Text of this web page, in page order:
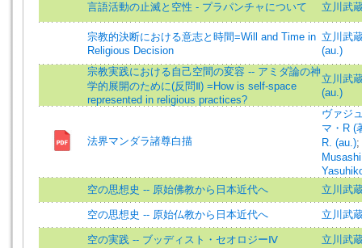
言語活動の止滅と空性 - プラパンチャについて 立川武
宗教的決断における意志と時間=Will and Time in
Religious Decision
立川武
(au.)
宗教実践における自己空間の変容 -- アミダ論の神
学的展開のために(反問Ⅱ) =How is self-space
represented in religious practices?
立川武
(au.)
法界マンダラ諸尊白描
ヴァジ
マ・R (
R. (au.);
空の思想史 -- 原始佛教から日本近代へ
立川武
空の思想史 -- 原始仏教から日本近代へ 立川武
空の実践 -- ブッディスト・セオロジーⅣ 立川武